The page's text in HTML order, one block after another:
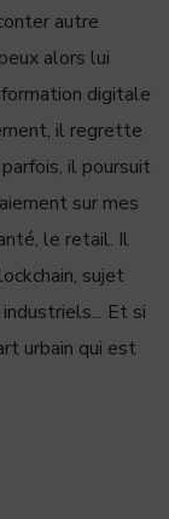
autre
alors lui
digitale
il regrette
il poursuit
sur mes
le retail. Il
sujet
Et si
urbain qui est